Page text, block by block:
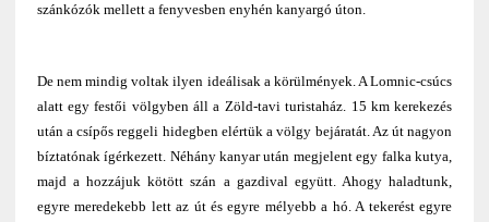
szánkózók mellett a fenyvesben enyhén kanyargó úton.
De nem mindig voltak ilyen ideálisak a körülmények. A Lomnic-csúcs
alatt egy festői völgyben áll a Zöld-tavi turistaház. 15 km kerekezés
után a csípős reggeli hidegben elértük a völgy bejáratát. Az út nagyon
bíztatónak ígérkezett. Néhány kanyar után megjelent egy falka kutya,
majd a hozzájuk kötött szán a gazdival együtt. Ahogy haladtunk,
egyre meredekebb lett az út és egyre mélyebb a hó. A tekerést egyre